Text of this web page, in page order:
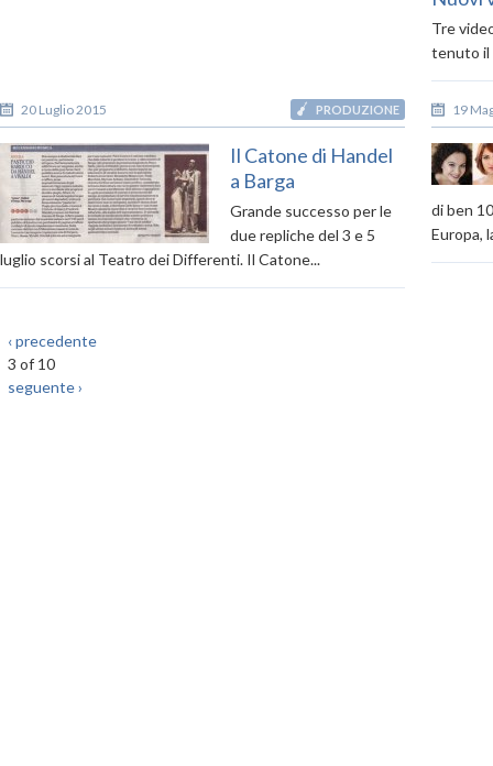
Tre
tenuto il
PRODUZIONE
20 Luglio 2015
Il Catone di Handel
a Barga
Grande successo per le
due repliche del 3 e 5
luglio scorsi al Teatro dei Differenti. Il Catone...
19
di ben
Europa,
‹ precedente
3 of 10
seguente ›